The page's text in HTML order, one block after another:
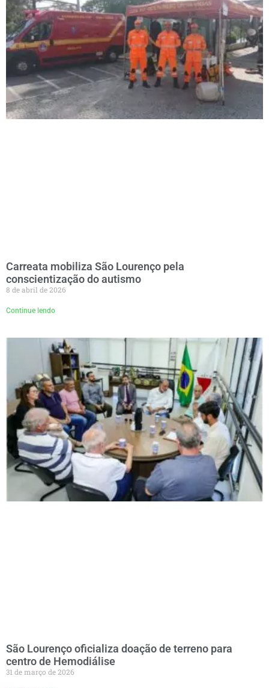
Carreata mobiliza São Lourenço pela
conscientização do autismo
8 de abril de 2026
Continue lendo
São Lourenço oficializa doação de terreno para
centro de Hemodiálise
31 de março de 2026